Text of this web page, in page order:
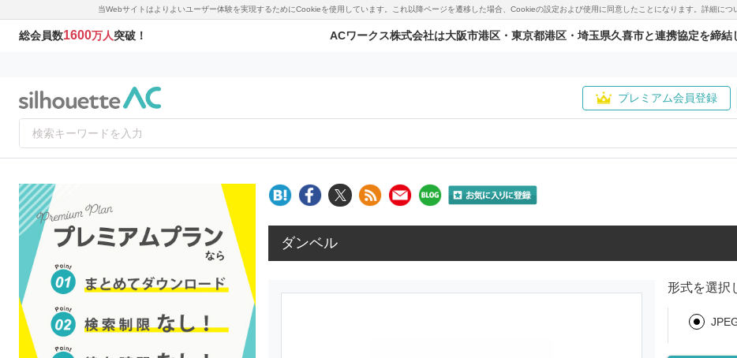
当Webサイトはよりよいユーザー体験を実現するためにCookieを使用しています。これ以降ページを遷移した場合、Cookieの設定および使用に同意したことになります。詳細につ
総会員数1600万人突破！ ACワークス株式会社は大阪市港区・東京都港区・埼玉県久喜市と連携協定を締結
プレミアム会員登録
ダンベル
形式を選択